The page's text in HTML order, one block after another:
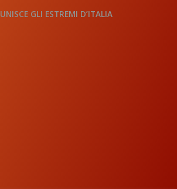
GLI ESTREMI D’ITALIA